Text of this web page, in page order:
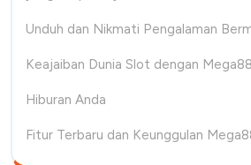
Unduh dan Nikmati Pengalaman
Keajaiban Dunia Slot dengan
Hiburan Anda
Fitur Terbaru dan Keunggulan